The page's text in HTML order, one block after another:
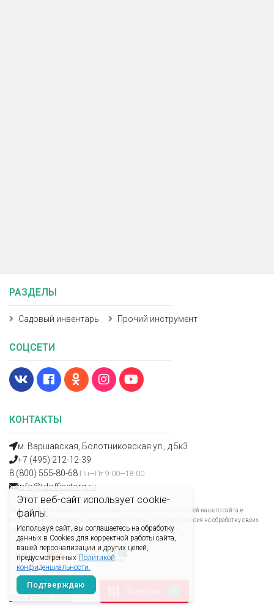
Этот веб-сайт использует cookie-
файлы.
Используя сайт, вы соглашаетесь на обработку
данных в Cookies для корректной работы сайта,
вашей персонализации и других целей,
предусмотренных Политикой
конфиденциальности.
Подтверждаю
КОНТАКТЫ
м. Варшавская, Болотниковская ул., д.5к3
+7 (495) 212-12-39
8 (800) 555-80-68 Пн—Пт 9:00—18:00
info@tdofficetorg.ru
Мы получаем и обрабатываем персональные данные посетителей нашего сайта в
соответствии с
. Если вы не даете согласия на обработку своих
персональных данных, вам необходимо покинуть наш сайт.
Разработано Xverst
РАЗДЕЛЫ
Садовый инвентарь Прочий инструмент
СОЦСЕТИ